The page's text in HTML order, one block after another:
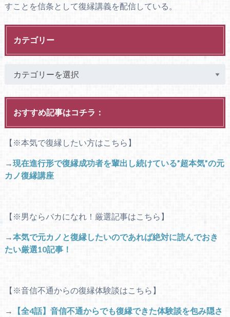
すことを信条として復縁講義を配信している。
カテゴリー
おすすめ記事はコチラ：
【※本気で復縁したい方はこちら】
→現在進行形で復縁成功者を輩出し続けている”超本気”の元
カノ復縁講座
【※男ならバカになれ！厳選記事はこちら】
→本気で元カノと復縁したいのであれば絶対に読んでおき
たい厳選10記事！
【※音信不通からの復縁体験談はこちら】
→ 【全4話】音信不通からでも復縁できた体験談を包み隠さ